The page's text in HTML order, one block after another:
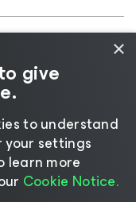
|
|Política de
Fornecedores
×
give
to understand
your settings
learn more
Cookie Notice.